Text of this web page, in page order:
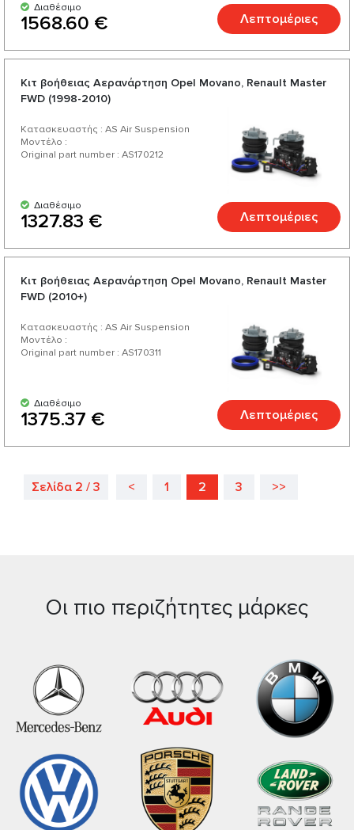
Διαθέσιμο
1568.60 € Λεπτομέριες
Κιτ βοήθειας Αερανάρτηση Opel Movano, Renault Master
FWD (1998-2010)
Κατασκευαστής : AS Air Suspension
Μοντέλο :
Original part number : AS170212
Διαθέσιμο
1327.83 € Λεπτομέριες
Κιτ βοήθειας Αερανάρτηση Opel Movano, Renault Master
FWD (2010+)
Κατασκευαστής : AS Air Suspension
Μοντέλο :
Original part number : AS170311
Διαθέσιμο
1375.37 € Λεπτομέριες
Σελίδα 2 / 3 < 1 2 3 >>
Οι πιο περιζήτητες μάρκες